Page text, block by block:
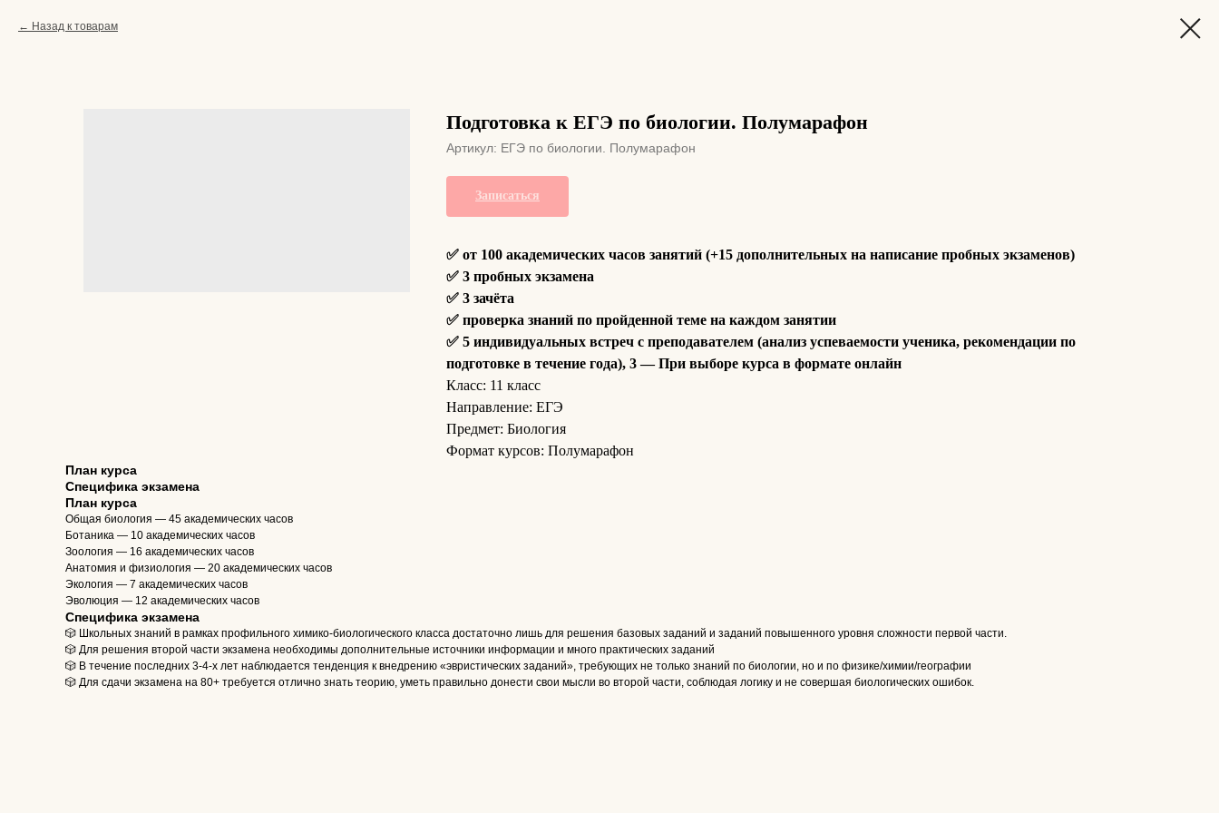
Назад к товарам
Подготовка к ЕГЭ по биологии. Полумарафон
Артикул: ЕГЭ по биологии. Полумарафон
Записаться
✅ от 100 академических часов занятий (+15 дополнительных на написание пробных экзаменов)
✅ 3 пробных экзамена
✅ 3 зачёта
✅ проверка знаний по пройденной теме на каждом занятии
✅ 5 индивидуальных встреч с преподавателем (анализ успеваемости ученика, рекомендации по
подготовке в течение года), 3 — При выборе курса в формате онлайн
Класс: 11 класс
Направление: ЕГЭ
Предмет: Биология
Формат курсов: Полумарафон
План курса
Специфика экзамена
План курса
Общая биология — 45 академических часов
Ботаника — 10 академических часов
Зоология — 16 академических часов
Анатомия и физиология — 20 академических часов
Экология — 7 академических часов
Эволюция — 12 академических часов
Специфика экзамена
🎲 Школьных знаний в рамках профильного химико-биологического класса достаточно лишь для решения базовых заданий и заданий повышенного уровня сложности первой части.
🎲 Для решения второй части экзамена необходимы дополнительные источники информации и много практических заданий
🎲 В течение последних 3-4-х лет наблюдается тенденция к внедрению «эвристических заданий», требующих не только знаний по биологии, но и по физике/химии/географии
🎲 Для сдачи экзамена на 80+ требуется отлично знать теорию, уметь правильно донести свои мысли во второй части, соблюдая логику и не совершая биологических ошибок.